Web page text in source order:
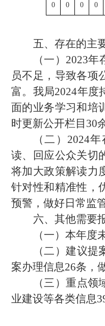
0 0 0 0
五、存在的主
（一） 2023年
员不足，导致各项
富。我局2024年度
面的业务学习和培
时更新公开栏目30
（二） 2024
读、回应公众关切
将加大政策解读力
针对性和精准性，
预警，做好日常监
六、 其他需要
（一）本年度
（二）建议
案办理信息26条，
（三）重点
业建设等各类信息